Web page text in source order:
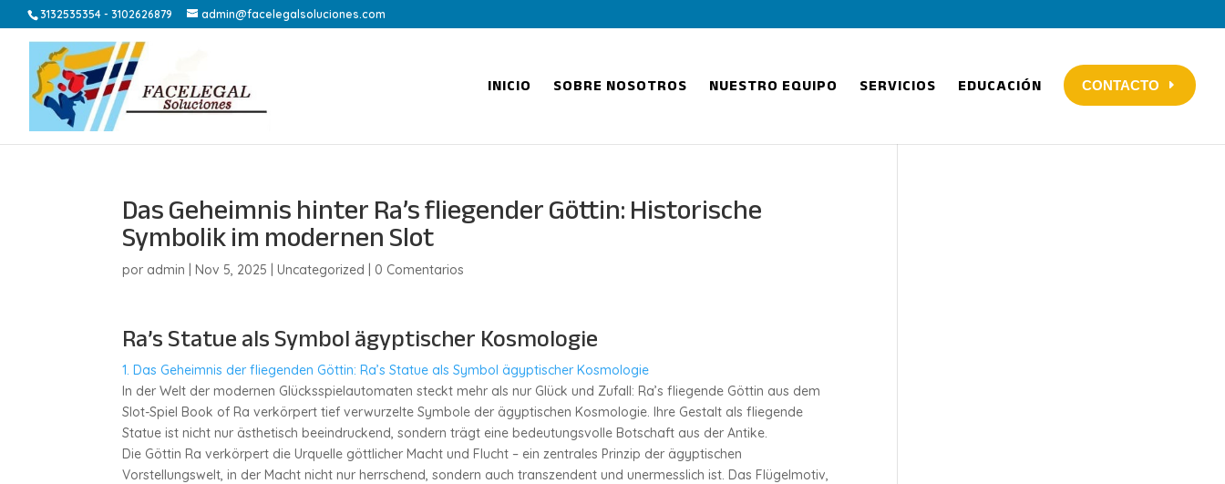
3132535354 - 3102626879 admin@facelegalsoluciones.com
INICIO SOBRE NOSOTROS NUESTRO EQUIPO SERVICIOS EDUCACIÓN CONTACTO
Das Geheimnis hinter Ra’s fliegender Göttin: Historische
Symbolik im modernen Slot
por admin |Nov 5, 2025 |Uncategorized 0 Comentarios
Ra’s Statue als Symbol ägyptischer Kosmologie
1. Das Geheimnis der fliegenden Göttin: Ra’s Statue als Symbol ägyptischer Kosmologie
In der Welt der modernen Glücksspielautomaten steckt mehr als nur Glück und Zufall: Ra’s fliegende Göttin aus dem
Slot-Spiel Book of Ra verkörpert tief verwurzelte Symbole der ägyptischen Kosmologie. Ihre Gestalt als fliegende
Statue ist nicht nur ästhetisch beeindruckend, sondern trägt eine bedeutungsvolle Botschaft aus der Antike.
Die Göttin Ra verkörpert die Urquelle göttlicher Macht und Flucht – ein zentrales Prinzip der ägyptischen
Vorstellungswelt, in der Macht nicht nur herrschend, sondern auch transzendent und unermesslich ist. Das Flügelmotiv,